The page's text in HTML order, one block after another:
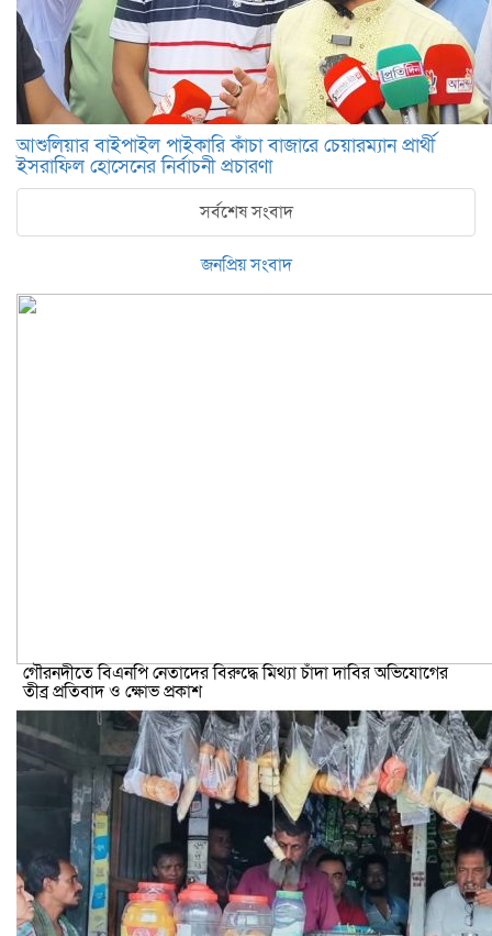
আশুলিয়ার বাইপাইল পাইকারি কাঁচা বাজারে চেয়ারম্যান প্রার্থী
ইসরাফিল হোসেনের নির্বাচনী প্রচারণা
সর্বশেষ সংবাদ
জনপ্রিয় সংবাদ
গৌরনদীতে বিএনপি নেতাদের বিরুদ্ধে মিথ্যা চাঁদা দাবির অভিযোগের
তীব্র প্রতিবাদ ও ক্ষোভ প্রকাশ